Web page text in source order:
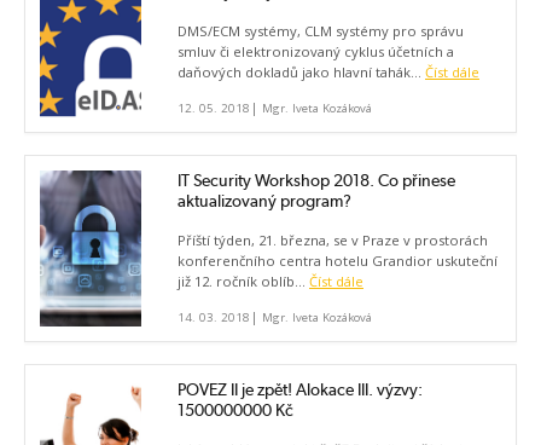
DMS/ECM systémy, CLM systémy pro správu
smluv či elektronizovaný cyklus účetních a
daňových dokladů jako hlavní tahák... Číst dále
12. 05. 2018 | Mgr. Iveta Kozáková
IT Security Workshop 2018. Co přinese
aktualizovaný program?
Příští týden, 21. března, se v Praze v prostorách
konferenčního centra hotelu Grandior uskuteční
již 12. ročník oblíb... Číst dále
14. 03. 2018 | Mgr. Iveta Kozáková
POVEZ II je zpět! Alokace III. výzvy:
1500000000 Kč